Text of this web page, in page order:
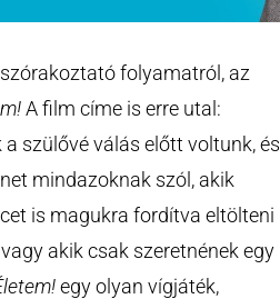
folyamatról, az
A film címe is erre utal:
szülővé válás előtt voltunk, és
mindazoknak szól, akik
is magukra fordítva eltölteni
agy akik csak szeretnének egy
egy olyan vígjáték,